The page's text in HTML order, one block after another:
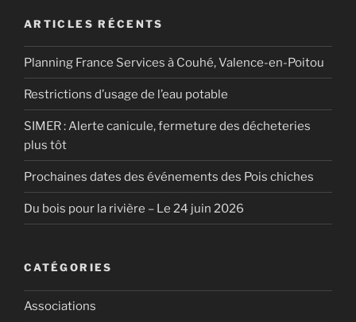
ARTICLES RÉCENTS
Planning France Services à Couhé, Valence-en-Poitou
Restrictions d’usage de l’eau potable
SIMER : Alerte canicule, fermeture des décheteries
plus tôt
Prochaines dates des événements des Pois chiches
Du bois pour la rivière – Le 24 juin 2026
CATÉGORIES
Associations